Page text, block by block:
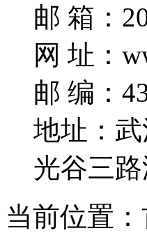
邮 箱：
网 址：
邮 编：
地址：
光谷三
当前位置